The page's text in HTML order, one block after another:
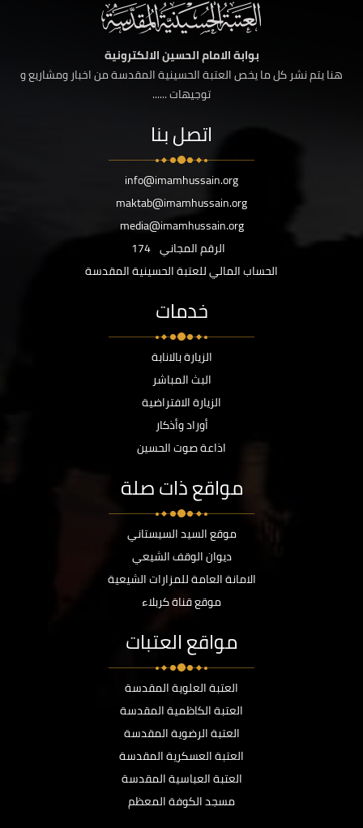
بوابة الامام الحسين الالكترونية
هنا يتم نشر كل ما يخص العتبة الحسينية المقدسة من اخبار ومشاريع و
توجيهات ......
اتصل بنا
info@imamhussain.org
maktab@imamhussain.org
media@imamhussain.org
الرقم المجاني 174
الحساب المالي للعتبة الحسينية المقدسة
خدمات
الزيارة بالانابة
البث المباشر
الزيارة الافتراضية
أوراد وأذكار
اذاعة صوت الحسين
مواقع ذات صلة
موقع السيد السيستاني
ديوان الوقف الشيعي
الامانة العامة للمزارات الشيعية
موقع قناة كربلاء
مواقع العتبات
العتبة العلوية المقدسة
العتبة الكاظمية المقدسة
العتبة الرضوية المقدسة
العتبة العسكرية المقدسة
العتبة العباسية المقدسة
مسجد الكوفة المعظم